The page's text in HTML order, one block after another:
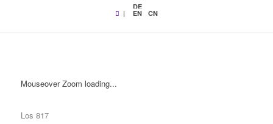
|
DE
EN CN
Mouseover Zoom loading...
Los 817